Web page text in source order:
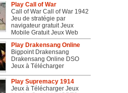
Play Call of War
Call of War Call of War 1942
Jeu de stratégie par
navigateur gratuit Jeux
Mobile Gratuit Jeux Web
Play Drakensang Online
Bigpoint Drakensang
Drakensang Online DSO
Jeux à Télécharger
Play Supremacy 1914
Jeux à Télécharger Jeux